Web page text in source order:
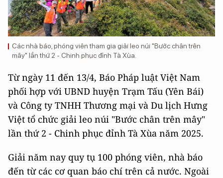
Các nhà báo, phóng viên tham gia giải leo núi "Bước chân trên
mây" lần thứ 2 - Chinh phục đỉnh Tà Xùa.
Từ ngày 11 đến 13/4, Báo Pháp luật Việt Nam
phối hợp với UBND huyện Trạm Tấu (Yên Bái)
và Công ty TNHH Thương mại và Du lịch Hưng
Việt tổ chức giải leo núi "Bước chân trên mây"
lần thứ 2 - Chinh phục đỉnh Tà Xùa năm 2025.
Giải năm nay quy tụ 100 phóng viên, nhà báo
đến từ các cơ quan báo chí trên cả nước. Ngoài